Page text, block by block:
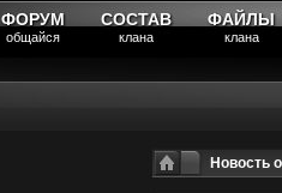
ФОРУМ
общайся
СОСТАВ
клана
ФАЙЛЫ
клана
Новость